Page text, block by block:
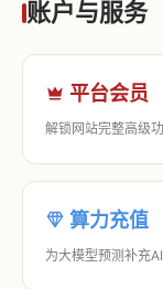
账户与服务
平台会员
解锁网站完整高级
算力充值
为大模型预测补充